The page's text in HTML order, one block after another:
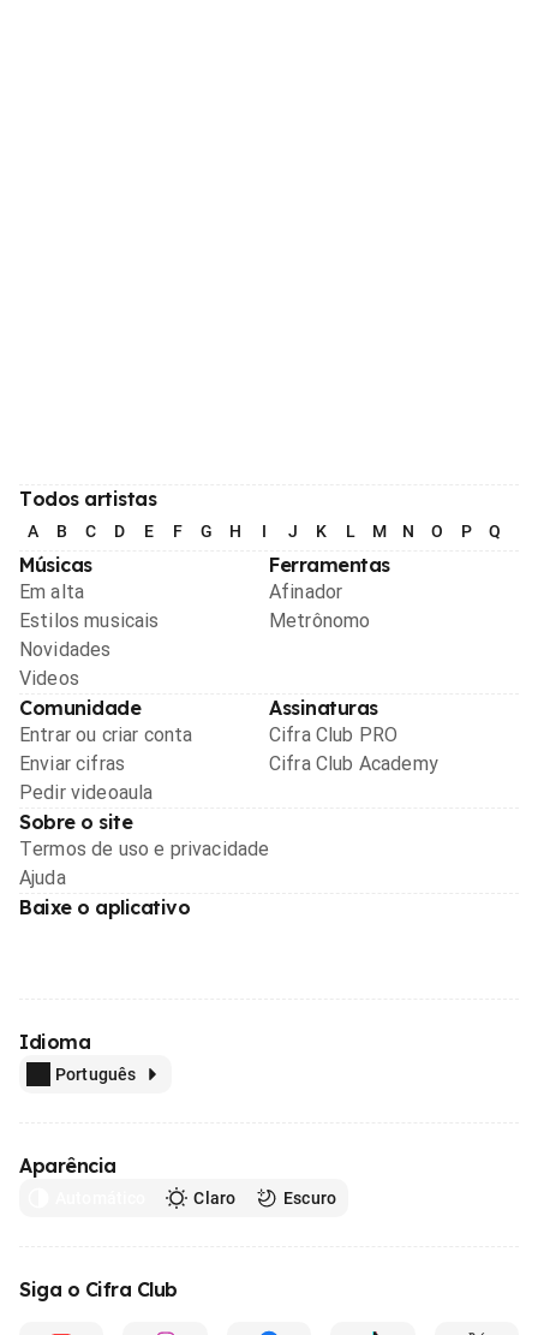
Todos artistas
A B C D E F G H I J K L M N O P Q
Músicas
Em alta
Estilos musicais
Novidades
Videos
Ferramentas
Afinador
Metrônomo
Comunidade
Entrar ou criar conta
Enviar cifras
Pedir videoaula
Assinaturas
Cifra Club PRO
Cifra Club Academy
Sobre o site
Termos de uso e privacidade
Ajuda
Baixe o aplicativo
Idioma
Português
Aparência
Claro Escuro
Siga o Cifra Club